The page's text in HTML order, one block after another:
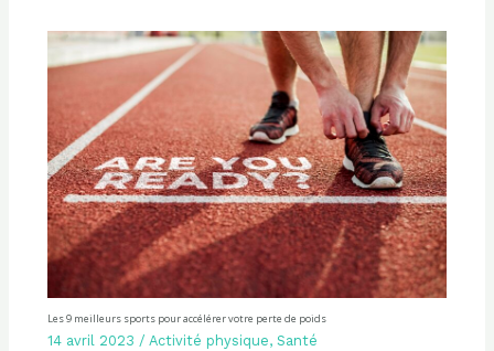
Les 9 meilleurs sports pour accélérer votre perte de poids
14 avril 2023 / Activité physique, Santé